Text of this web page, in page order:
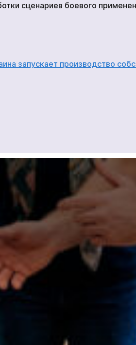
сценариев боевого
запускает производство
+380
Показати
номер
принят
прийнята